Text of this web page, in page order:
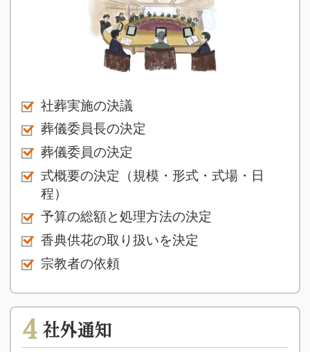
社葬実施の決議
葬儀委員長の決定
葬儀委員の決定
式概要の決定（規模・形式・式場・日
程）
予算の総額と処理方法の決定
香典供花の取り扱いを決定
宗教者の依頼
4 社外通知